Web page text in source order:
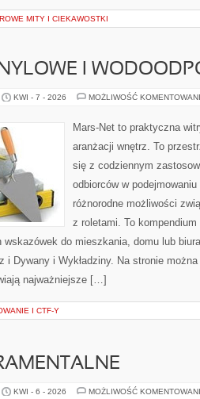
MITY I CIEKAWOSTKI
I
KWI - 7 - 2026 MOŻLIWOŚĆ
Mars-Net to praktyczna
aranżacji wnętrz. To
się z codziennym
odbiorców w
różnorodne możliwości
z roletami. To
wskazówek do mieszkania, domu lub
i Dywany i Wykładziny. Na stronie
najważniejsze […]
I CTF-Y
KWI - 6 - 2026 MOŻLIWOŚĆ